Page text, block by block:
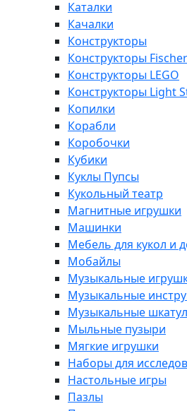
Каталки
Качалки
Конструкторы
Конструкторы
Конструкторы LEGO
Конструкторы Light
Копилки
Корабли
Коробочки
Кубики
Куклы Пупсы
Кукольный театр
Магнитные игрушки
Машинки
Мебель для кукол и
Мобайлы
Музыкальные
Музыкальные
Музыкальные
Мыльные пузыри
Мягкие игрушки
Наборы для
Настольные игры
Пазлы